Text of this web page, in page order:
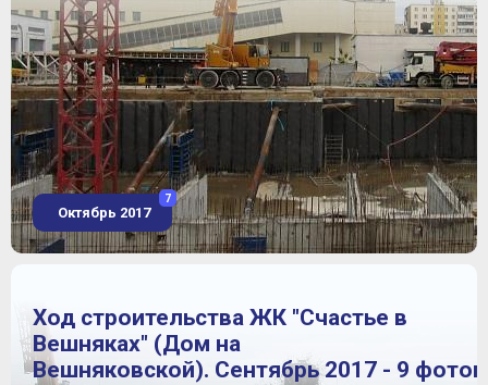
Октябрь 2017
7
Ход строительства ЖК "Счастье в
Вешняках" (Дом на
Вешняковской). Сентябрь 2017 - 9